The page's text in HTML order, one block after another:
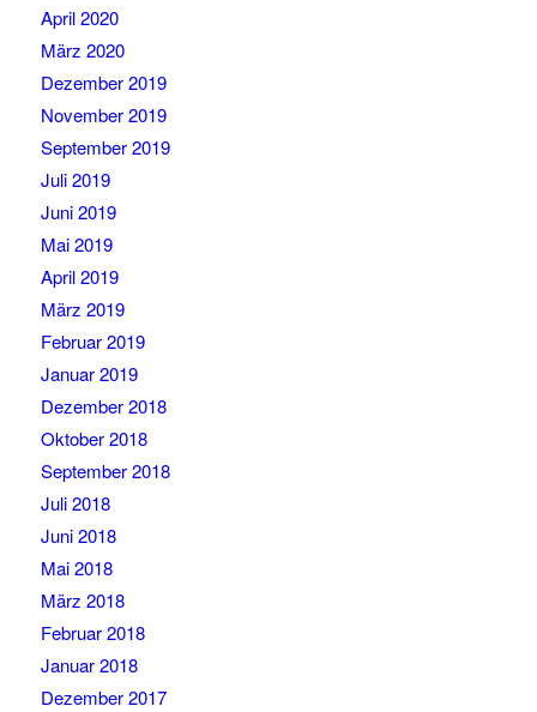
April 2020
März 2020
Dezember 2019
November 2019
September 2019
Juli 2019
Juni 2019
Mai 2019
April 2019
März 2019
Februar 2019
Januar 2019
Dezember 2018
Oktober 2018
September 2018
Juli 2018
Juni 2018
Mai 2018
März 2018
Februar 2018
Januar 2018
Dezember 2017